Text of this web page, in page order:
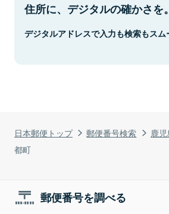
日本郵便トップ 郵便番号検索 鹿
都町
住所に、デジタルの確かさを。
デジタルアドレスで入力も検索もスム
郵便番号を調べる